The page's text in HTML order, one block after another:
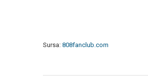
Sursa: 808fanclub.com